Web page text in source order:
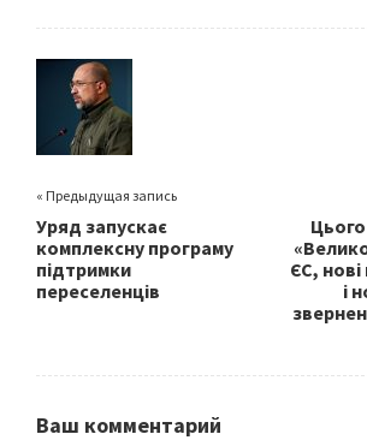
o
o
k
er
« Предыдущая запись
Уряд запускає
комплексну програму
підтримки
переселенців
ЄС,
і
Ваш комментарий